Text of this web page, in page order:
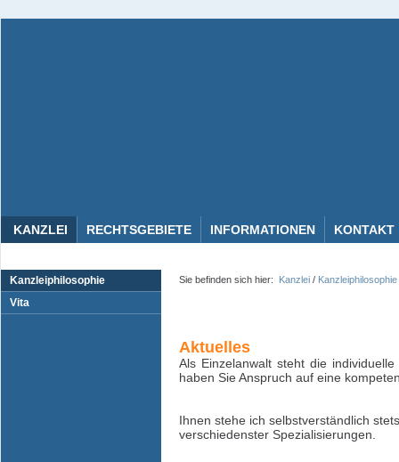
KANZLEI RECHTSGEBIETE INFORMATIONEN KONTAKT
Kanzleiphilosophie
Vita
Sie befinden sich hier: Kanzlei / Kanzleiphilosophie
Aktuelles
Als Einzelanwalt steht die
haben Sie Anspruch auf eine
Ihnen stehe ich selbstverständlich
verschiedenster Spezialisierungen.